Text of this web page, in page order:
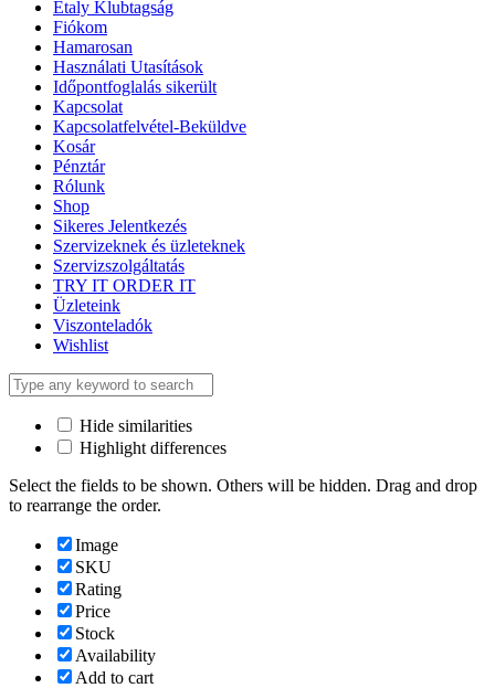
Etaly Klubtagság
Fiókom
Hamarosan
Használati Utasítások
Időpontfoglalás sikerült
Kapcsolat
Kapcsolatfelvétel-Beküldve
Kosár
Pénztár
Rólunk
Shop
Sikeres Jelentkezés
Szervizeknek és üzleteknek
Szervizszolgáltatás
TRY IT ORDER IT
Üzleteink
Viszonteladók
Wishlist
Hide similarities
Highlight differences
Select the fields to be shown. Others will be hidden. Drag and drop
to rearrange the order.
Image
SKU
Rating
Price
Stock
Availability
Add to cart